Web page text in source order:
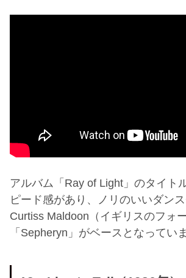
アルバム「Ray of Light」のタイト
ピード感があり、ノリのいいダンス
Curtiss Maldoon（イギリスのフォ
「Sepheryn」がベースとなってい